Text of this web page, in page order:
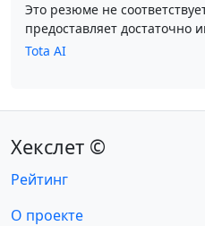
Это резюме не
предоставляет достаточно
Tota AI
Хекслет ©
Рейтинг
О проекте